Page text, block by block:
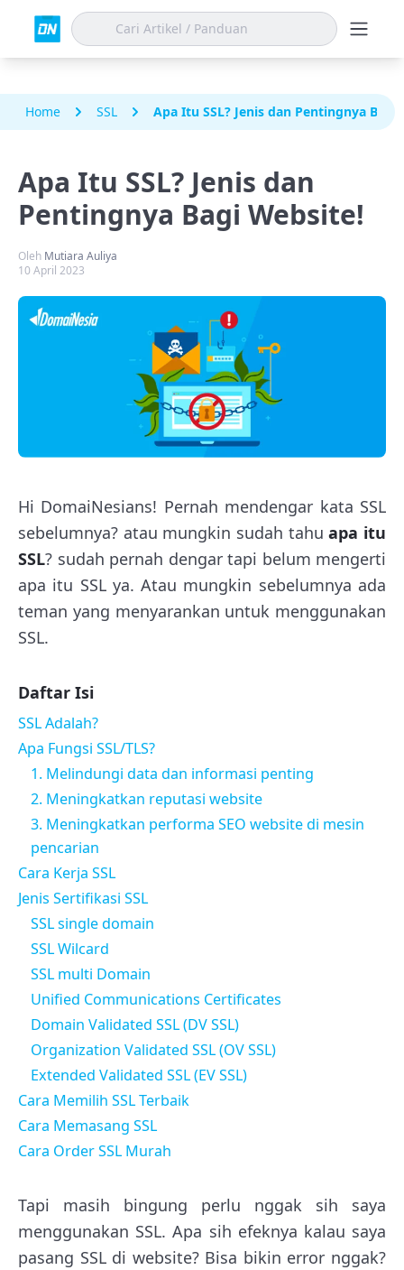
Home SSL Apa Itu SSL? Jenis dan Pentingnya Bagi
Apa Itu SSL? Jenis dan
Pentingnya Bagi Website!
Oleh Mutiara Auliya
10 April 2023
Hi DomaiNesians! Pernah mendengar kata SSL
sebelumnya? atau mungkin sudah tahuapa itu
SSL? sudah pernah dengar tapi belum mengerti
apa itu SSL ya. Atau mungkin sebelumnya ada
teman yang menyarankan untuk menggunakan
SSL.
Daftar Isi
SSL Adalah?
Apa Fungsi SSL/TLS?
1. Melindungi data dan informasi penting
2. Meningkatkan reputasi website
3. Meningkatkan performa SEO website di mesin
pencarian
Cara Kerja SSL
Jenis Sertifikasi SSL
SSL single domain
SSL Wilcard
SSL multi Domain
Unified Communications Certificates
Domain Validated SSL (DV SSL)
Organization Validated SSL (OV SSL)
Extended Validated SSL (EV SSL)
Cara Memilih SSL Terbaik
Cara Memasang SSL
Cara Order SSL Murah
Tapi masih bingung perlu nggak sih saya
menggunakan SSL. Apa sih efeknya kalau saya
pasang SSL di website? Bisa bikin error nggak?